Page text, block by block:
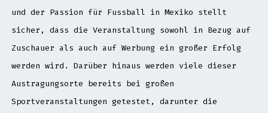
und der Passion für Fussball in Mexiko stellt
sicher, dass die Veranstaltung sowohl in Bezug auf
Zuschauer als auch auf Werbung ein großer Erfolg
werden wird. Darüber hinaus werden viele dieser
Austragungsorte bereits bei großen
Sportveranstaltungen getestet, darunter die